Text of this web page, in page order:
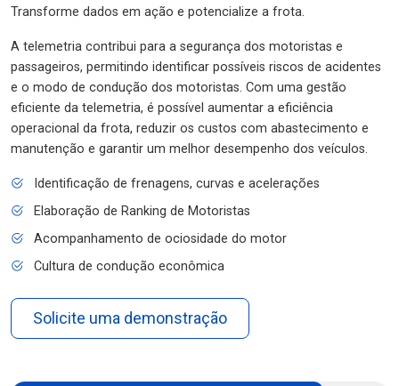
Transforme dados em ação e potencialize a frota.
A telemetria contribui para a segurança dos motoristas e
passageiros, permitindo identificar possíveis riscos de acidentes
e o modo de condução dos motoristas. Com uma gestão
eficiente da telemetria, é possível aumentar a eficiência
operacional da frota, reduzir os custos com abastecimento e
manutenção e garantir um melhor desempenho dos veículos.
Identificação de frenagens, curvas e acelerações
Elaboração de Ranking de Motoristas
Acompanhamento de ociosidade do motor
Cultura de condução econômica
Solicite uma demonstração